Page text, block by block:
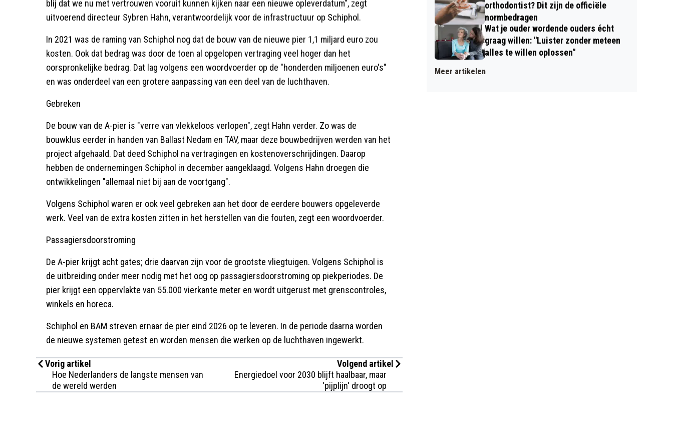
blij dat we nu met vertrouwen vooruit kunnen kijken naar een nieuwe opleverdatum", zegt
uitvoerend directeur Sybren Hahn, verantwoordelijk voor de infrastructuur op Schiphol.
In 2021 was de raming van Schiphol nog dat de bouw van de nieuwe pier 1,1 miljard euro zou
kosten. Ook dat bedrag was door de toen al opgelopen vertraging veel hoger dan het
oorspronkelijke bedrag. Dat lag volgens een woordvoerder op de "honderden miljoenen euro's"
en was onderdeel van een grotere aanpassing van een deel van de luchthaven.
Gebreken
De bouw van de A-pier is "verre van vlekkeloos verlopen", zegt Hahn verder. Zo was de
bouwklus eerder in handen van Ballast Nedam en TAV, maar deze bouwbedrijven werden van het
project afgehaald. Dat deed Schiphol na vertragingen en kostenoverschrijdingen. Daarop
hebben de ondernemingen Schiphol in december aangeklaagd. Volgens Hahn droegen die
ontwikkelingen "allemaal niet bij aan de voortgang".
Volgens Schiphol waren er ook veel gebreken aan het door de eerdere bouwers opgeleverde
werk. Veel van de extra kosten zitten in het herstellen van die fouten, zegt een woordvoerder.
Passagiersdoorstroming
De A-pier krijgt acht gates; drie daarvan zijn voor de grootste vliegtuigen. Volgens Schiphol is
de uitbreiding onder meer nodig met het oog op passagiersdoorstroming op piekperiodes. De
pier krijgt een oppervlakte van 55.000 vierkante meter en wordt uitgerust met grenscontroles,
winkels en horeca.
Schiphol en BAM streven ernaar de pier eind 2026 op te leveren. In de periode daarna worden
de nieuwe systemen getest en worden mensen die werken op de luchthaven ingewerkt.
Vorig artikel
Hoe Nederlanders de langste mensen van
de wereld werden
Volgend artikel
Energiedoel voor 2030 blijft haalbaar, maar
'pijplijn' droogt op
orthodontist? Dit zijn de officiële
normbedragen
Wat je ouder wordende ouders écht
graag willen: "Luister zonder meteen
alles te willen oplossen"
Meer artikelen